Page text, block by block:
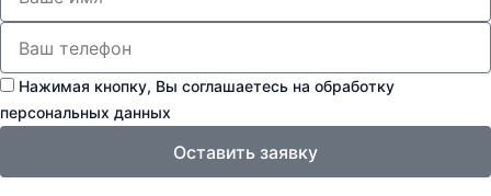
Нажимая кнопку, Вы соглашаетесь на обработку
персональных данных
Оставить заявку